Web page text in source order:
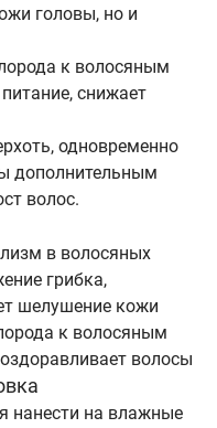
головы, но и
к волосяным
снижает
одновременно
дополнительным
волос.
в волосяных
грибка,
шелушение кожи
к волосяным
волосы
нанести на влажные